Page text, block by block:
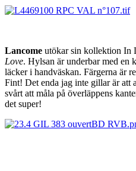
Lancome utökar sin kollektion In
Love. Hylsan är underbar med en
läcker i handväskan. Färgerna är
Fint! Det enda jag inte gillar är att
svårt att måla på överläppens
det super!